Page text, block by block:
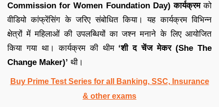
Commission for Women Foundation Day) कार्यक्रमको
वीडियो कांफ्रेंसिंग के जरिए संबोधित किया। यह कार्यक्रम विभिन्न
क्षेत्रों में महिलाओं की उपलब्धियों का जश्न मनाने के लिए आयोजित
किया गया था। कार्यक्रम की थीम ‘शी द चेंज मेकर (She The
Change Maker)’ थी।
Buy Prime Test Series for all Banking, SSC, Insurance
& other exams